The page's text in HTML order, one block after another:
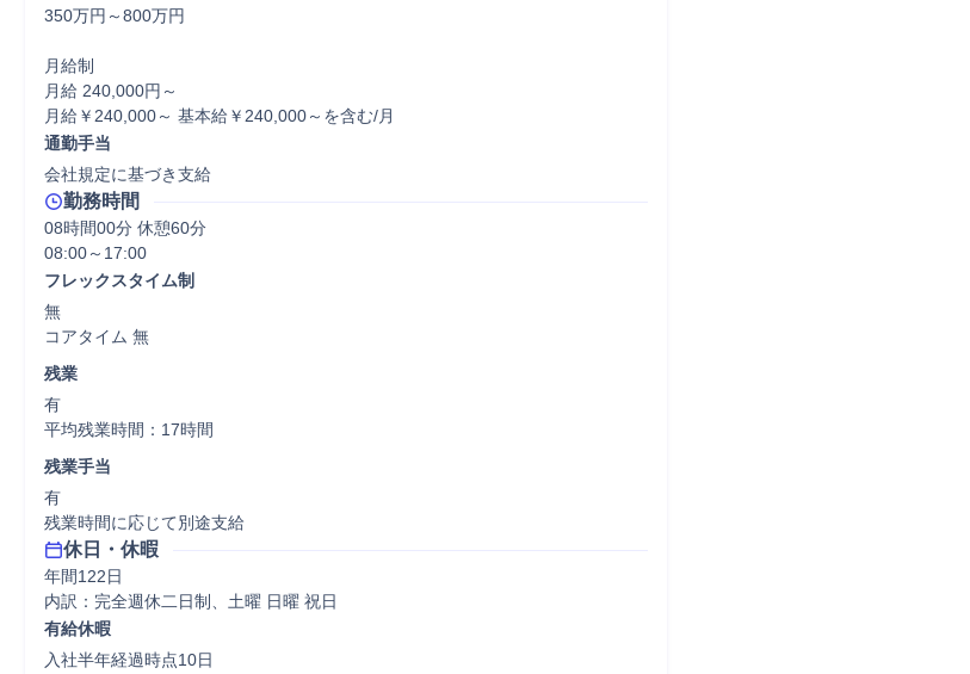
350万円～800万円
月給制
月給 240,000円～
月給￥240,000～ 基本給￥240,000～を含む/月
通勤手当
会社規定に基づき支給
勤務時間
08時間00分 休憩60分
フレックスタイム制
無
コアタイム 無
残業
有
平均残業時間：17時間
残業手当
有
残業時間に応じて別途支給
休日・休暇
年間122日
内訳：完全週休二日制、土曜 日曜 祝日
有給休暇
入社半年経過時点10日